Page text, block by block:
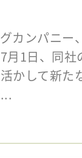
カンパニー
月1日、同
かして新た